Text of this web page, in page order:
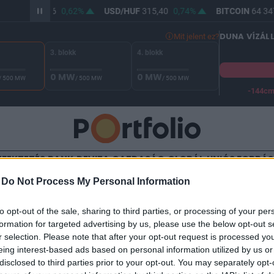
Do Not Process My Personal Information
opt-out of the sale, sharing to third parties, or processing of your
for targeted advertising by us, please use the below opt-out
selection. Please note that after your opt-out request is processed
interest-based ads based on personal information utilized by us
to third parties prior to your opt-out. You may separately
363,96 0,62% USD/HUF315,40 0,74% BITCOIN64
Mit jelent ez?
/ 500 MW
3. blokk
0 MW/ 500 MW
4. blokk
0 MW/ 500 MW
DUNA
-144cm
BANK DEVIZA GAZDASÁG GLOBÁL UNIÓS
zárás után